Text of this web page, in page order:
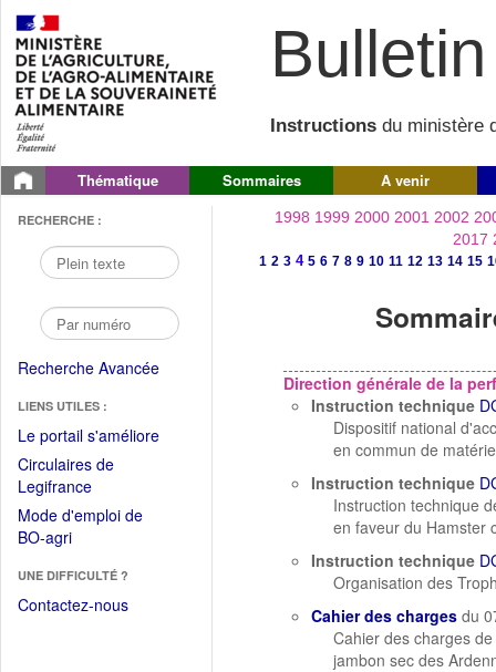
Instructions du ministère
Thématique Sommaires A venir
RECHERCHE :
Recherche Avancée
LIENS UTILES :
Le portail s'améliore(Fichier
Circulaires de
Legifrance(Ouvrir
dans
une
fenêtre)
Mode d'emploi de
BO-agri(Ouvrir
une
nouvelle
UNE DIFFICULTÉ ?
Contactez-nous
1998 1999 2000 2001 2002
2017
1 2 3 4 5 6 7 8 9 10 11 12 13 14 15
Direction générale de la
Instruction technique
Dispositif national
en commun de
Instruction technique
Instruction technique
en faveur du Hamster
Instruction technique
Organisation des
Cahier des charges du
Cahier des charges
jambon sec des